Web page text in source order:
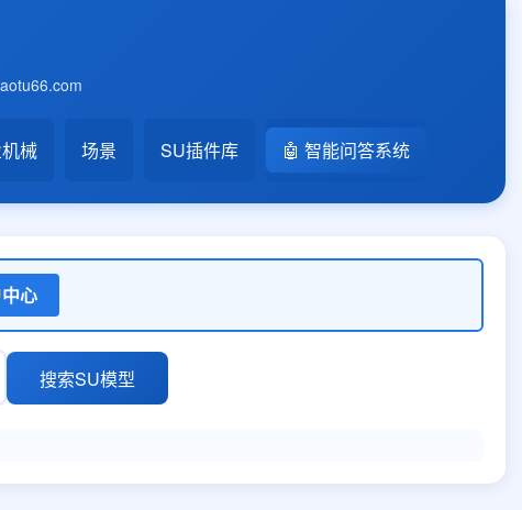
械 场景 SU插件库 🤖 智能问答系统
心
搜索SU模型